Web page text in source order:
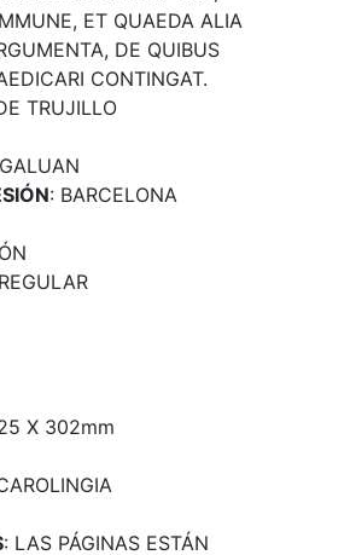
ET QUAEDA ALIA
DE QUIBUS
CONTINGAT.
TRUJILLO
: BARCELONA
X 302mm
: LAS PÁGINAS ESTÁN